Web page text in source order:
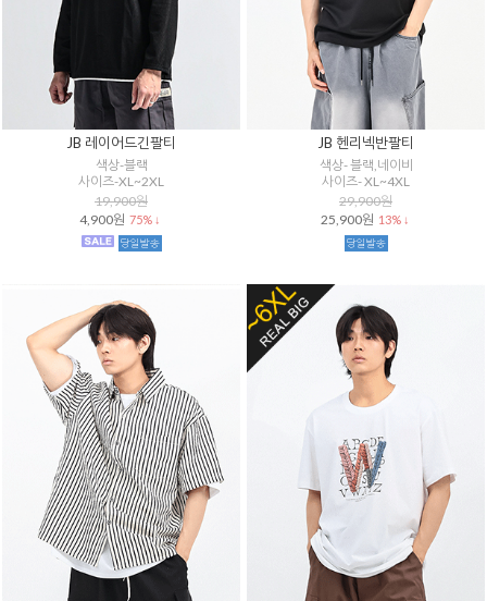
JB 레이어드긴팔티
색상-블랙
사이즈-XL~2XL
19,900원
4,900원 75% ↓
JB 헨리넥반팔티
색상- 블랙,네이비
사이즈- XL~4XL
29,900원
25,900원 13% ↓